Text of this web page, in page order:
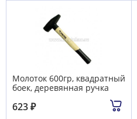
Молоток 600гр, квадратный
боек, деревянная ручка
623₽